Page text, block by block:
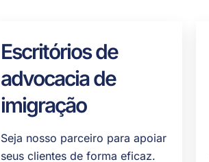
Escritórios de
advocacia de
imigração
Seja nosso parceiro para apoiar
seus clientes de forma eficaz.